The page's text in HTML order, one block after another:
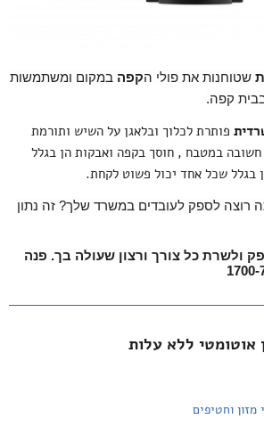
שטוחנות את פולי הקפה במקום ומשתמשות
קפה.
פותרת לכלוך ובלאגן על השיש ותורמת
במטבח , חוסך בקפה ואבקות הן בגלל
בגלל שכל אחד יכול פשוט לקחת.
רוצה לספק לעובדים במשרד שלך? זה נתון
ולשרת כל צורך ורצון שעולה בך. פנה
אוטומטי ללא עלות
מזון וחטיפים